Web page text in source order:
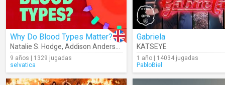
Why Do Blood Types Matter?
Natalie S. Hodge, Addison Anderson
9 años | 1329 jugadas
selvatica
Gabriela
KATSEYE
1 año | 14034 jugadas
PabloBiel